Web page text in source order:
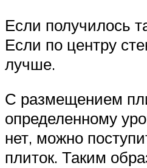
Если получилось
Если по центру
лучше.
С размещением
определенному
нет, можно
плиток. Таким